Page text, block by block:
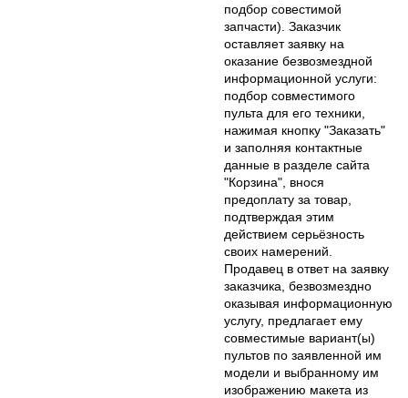
подбор совестимой
запчасти). Заказчик
оставляет заявку на
оказание безвозмездной
информационной услуги:
подбор совместимого
пульта для его техники,
нажимая кнопку "Заказать"
и заполняя контактные
данные в разделе сайта
"Корзина", внося
предоплату за товар,
подтверждая этим
действием серьёзность
своих намерений.
Продавец в ответ на заявку
заказчика, безвозмездно
оказывая информационную
услугу, предлагает ему
совместимые вариант(ы)
пультов по заявленной им
модели и выбранному им
изображению макета из